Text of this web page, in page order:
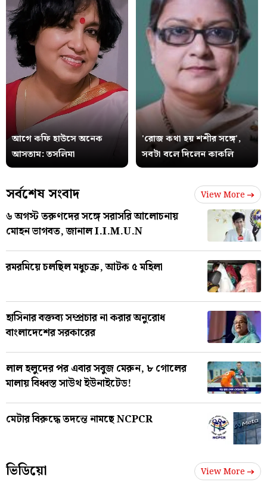
আগে কফি হাউসে অনেক
আসতাম: তসলিমা
'রোজ কথা হয় শশীর সঙ্গে',
সবটা বলে দিলেন কাকলি
সর্বশেষ সংবাদ View More
৬ অগস্ট তরুণদের সঙ্গে সরাসরি আলোচনায়
মোহন ভাগবত, জানাল I.I.M.U.N
রমরমিয়ে চলছিল মধুচক্র, আটক ৫ মহিলা
হাসিনার বক্তব্য সম্প্রচার না করার অনুরোধ
বাংলাদেশের সরকারের
লাল হলুদের পর এবার সবুজ মেরুন, ৮ গোলের
মালায় বিধ্বস্ত সাউথ ইউনাইটেড!
মেটার বিরুদ্ধে তদন্তে নামছে NCPCR
ভিডিয়ো View More